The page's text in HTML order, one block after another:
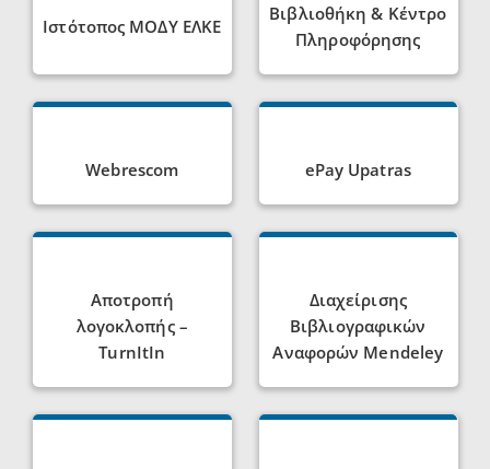
Ιστότοπος ΜΟΔΥ ΕΛΚΕ
Βιβλιοθήκη & Κέντρο
Πληροφόρησης
Webrescom ePay Upatras
Αποτροπή
λογοκλοπής –
TurnItIn
Διαχείρισης
Βιβλιογραφικών
Αναφορών Mendeley